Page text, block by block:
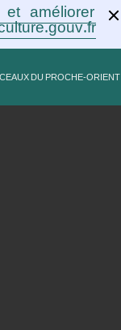
améliorer
!
DU PROCHE-ORIENT